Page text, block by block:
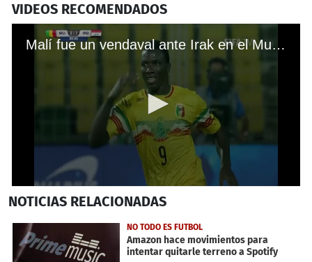
VIDEOS RECOMENDADOS
Malí fue un vendaval ante Irak en el Mundial Sub17 de la India
seconds
1
minute,
23
seconds
NOTICIAS RELACIONADAS
NO TODO ES FUTBOL
Amazon hace movimientos para
intentar quitarle terreno a Spotify